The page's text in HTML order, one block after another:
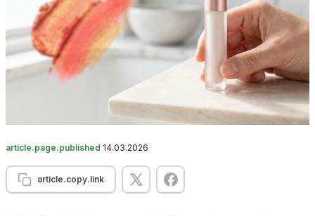
article.page.published 14.03.2026
article.copy.link